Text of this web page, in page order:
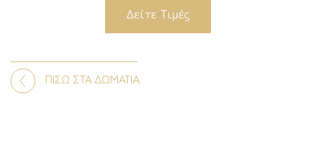
Δείτε Τιμές
ΠΙΣΩ ΣΤΑ ΔΩΜΑΤΙΑ